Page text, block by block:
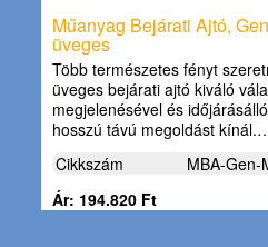
Műanyag Bejárati Ajtó,
üveges
Több természetes fényt
üveges bejárati ajtó kiváló
megjelenésével és
hosszú távú megoldást
Cikkszám
MBA-Gen-
Ár: 194.820 Ft